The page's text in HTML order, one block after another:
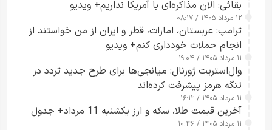
بقائی: الان مذاکره‌ای با آمریکا نداریم+ ویدیو
۱۲ مرداد ۱۴۰۵ / ۰۸:۱۷
ترامپ: عربستان، امارات، قطر و ایران از من خواستند از
انجام حملات خودداری کنم+ ویدیو
۱۱ مرداد ۱۴۰۵ / ۱۹:۰۴
وال‌استریت ژورنال: میانجی‌ها برای طرح جدید تردد در
تنگه هرمز پیشرفت کرده‌اند
۱۱ مرداد ۱۴۰۵ / ۱۶:۱۲
آخرین قیمت طلا، سکه و ارز یکشنبه 11 مرداد+ جدول
۱۱ مرداد ۱۴۰۵ / ۱۰:۴۶